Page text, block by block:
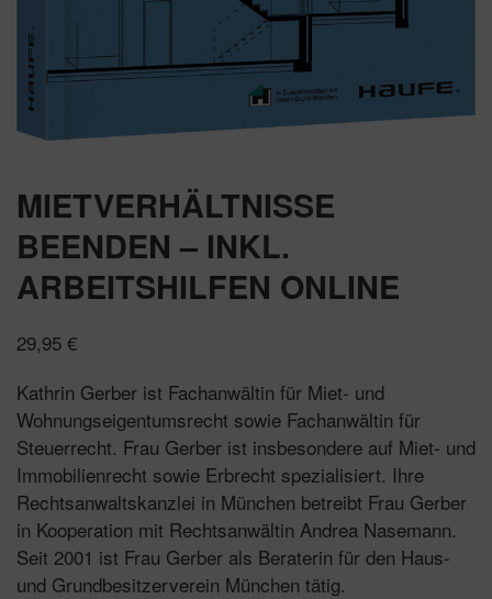
MIETVERHÄLTNISSE
BEENDEN – INKL.
ARBEITSHILFEN ONLINE
29,95 €
Kathrin Gerber ist Fachanwältin für Miet- und
Wohnungseigentumsrecht sowie Fachanwältin für
Steuerrecht. Frau Gerber ist insbesondere auf Miet- und
Immobilienrecht sowie Erbrecht spezialisiert. Ihre
Rechtsanwaltskanzlei in München betreibt Frau Gerber
in Kooperation mit Rechtsanwältin Andrea Nasemann.
Seit 2001 ist Frau Gerber als Beraterin für den Haus-
und Grundbesitzerverein München tätig.